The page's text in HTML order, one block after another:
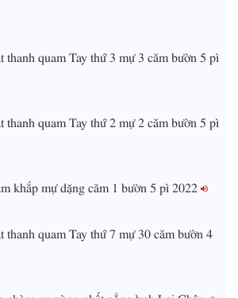
thanh quam Tay thứ 3 mự 3 căm bườn 5 pì
thanh quam Tay thứ 2 mự 2 căm bườn 5 pì
khắp mự dặng căm 1 bườn 5 pì 2022
thanh quam Tay thứ 7 mự 30 căm bườn 4